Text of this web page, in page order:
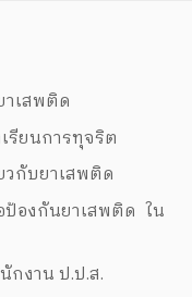
าเสพติด
รียนการทุจริต
วกับยาเสพติด
ป้องกันยาเสพติด ใน
กงาน ป.ป.ส.